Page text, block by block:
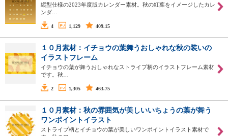
縦型仕様の2023年度版カレンダー素材。秋の紅葉をイメージしたカレ
ンダ…
4 1,129 409.15
１０月素材：イチョウの葉舞うおしゃれな秋の装いの
イラストフレーム
イチョウの葉が舞うおしゃれなストライプ柄のイラストフレーム素材
です。秋…
2 1,305 463.75
１０月素材：秋の雰囲気が美しいいちょうの葉が舞う
ワンポイントイラスト
ストライプ柄とイチョウの葉が美しいワンポイントイラスト素材で